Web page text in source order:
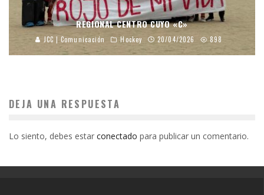
REGIONAL CENTRO CUYO «C»
JCC | Comunicación Hockey 20/04/2026 898
DEJA UNA RESPUESTA
Lo siento, debes estar conectado para publicar un comentario.